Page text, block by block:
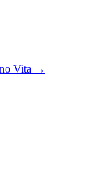
Vita →